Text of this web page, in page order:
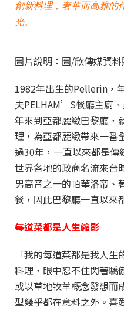
創新料理，奢華而高雅的
光。
圖片說明：圖/欣傳媒資料
1982年出生的Pellerin，
夫PELHAM’S餐廳主廚
年來到亞都麗緻巴黎廳，
理，為亞都麗緻帶來一番
過30年，一直以來都是
世界各地的政商名流來台
男高音之一的帕華洛帝、
餐，因此巴黎廳一直以來
每道菜都是人生縮影
「我的每道菜都是我人
料理，眼中忍不住閃著驕
或以草地牧羊概念發想而
型幾乎都在意料之外。喜